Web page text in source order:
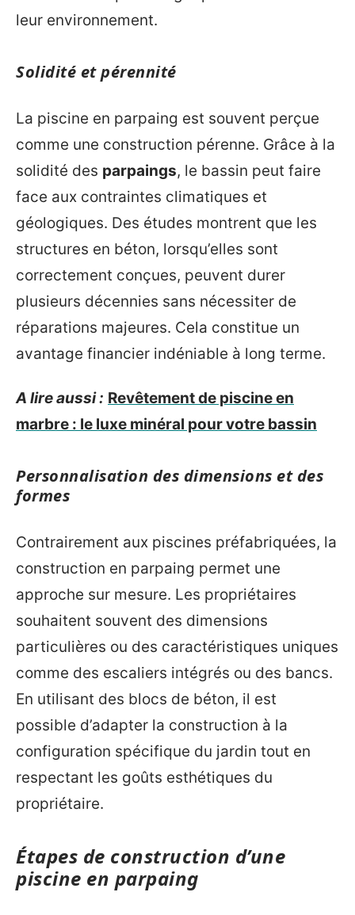
leur environnement.
Solidité et pérennité
La piscine en parpaing est souvent perçue
comme une construction pérenne. Grâce à la
solidité des parpaings, le bassin peut faire
face aux contraintes climatiques et
géologiques. Des études montrent que les
structures en béton, lorsqu’elles sont
correctement conçues, peuvent durer
plusieurs décennies sans nécessiter de
réparations majeures. Cela constitue un
avantage financier indéniable à long terme.
A lire aussi : Revêtement de piscine en
marbre : le luxe minéral pour votre bassin
Personnalisation des dimensions et des
formes
Contrairement aux piscines préfabriquées, la
construction en parpaing permet une
approche sur mesure. Les propriétaires
souhaitent souvent des dimensions
particulières ou des caractéristiques uniques
comme des escaliers intégrés ou des bancs.
En utilisant des blocs de béton, il est
possible d’adapter la construction à la
configuration spécifique du jardin tout en
respectant les goûts esthétiques du
propriétaire.
Étapes de construction d’une
piscine en parpaing